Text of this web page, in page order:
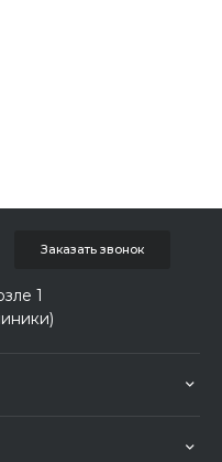
Заказать звонок
1